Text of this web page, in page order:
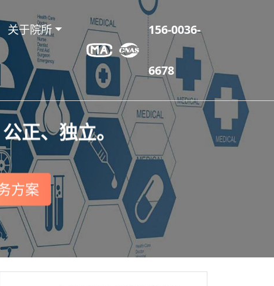
关于院所 156-0036-
6678
正、独立。
方案